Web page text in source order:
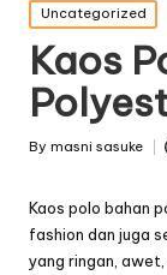
Posted
in
Uncategorized
Kaos
Posted
By masni sasuke
Kaos polo bahan
fashion dan juga
yang ringan,